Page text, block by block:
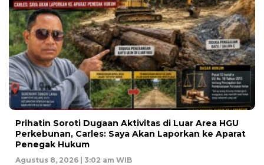
Prihatin Soroti Dugaan Aktivitas di Luar Area HGU
Perkebunan, Carles: Saya Akan Laporkan ke Aparat
Penegak Hukum
Agustus 8, 2026 | 3:02 am WIB